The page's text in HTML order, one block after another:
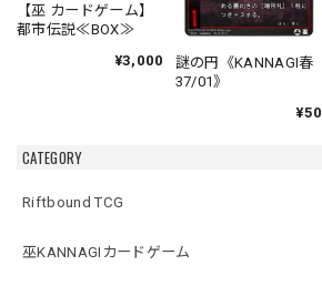
CATEGORY
Riftbound TCG
巫KANNAGIカードゲーム
【巫 カードゲーム】
都市伝説≪BOX≫
¥3,000
謎の円《KANNAGI春
37/01》
¥50